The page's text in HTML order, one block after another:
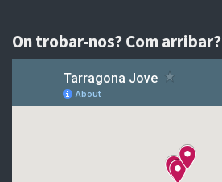
On trobar-nos? Com arribar?